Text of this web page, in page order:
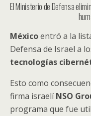
El Ministerio de Defensa
Méxicoentró a la
Defensa de Israel a
tecnologías
Esto como
firma israelíNSO
programa que fue